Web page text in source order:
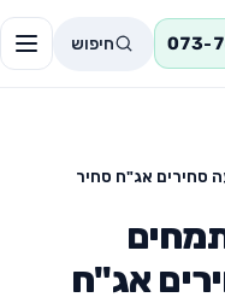
073- חיפוש
סחירים אג"ח סחיר
אג"ח